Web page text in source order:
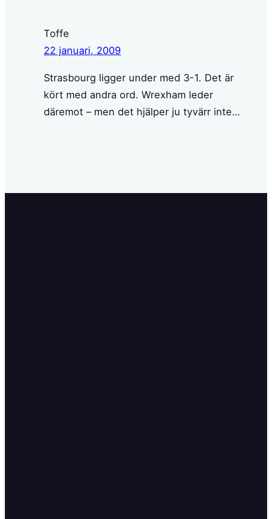
Toffe
22 januari, 2009
Strasbourg ligger under med 3-1. Det är
kört med andra ord. Wrexham leder
däremot – men det hjälper ju tyvärr inte…